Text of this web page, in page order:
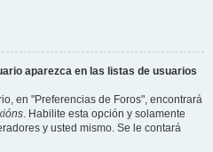
aparezca en las listas de usuarios
en "Preferencias de Foros", encontrará
. Habilite esta opción y solamente
y usted mismo. Se le contará